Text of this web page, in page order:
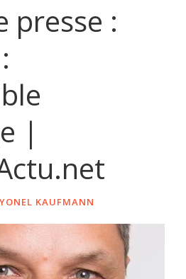
presse :
|
KAUFMANN